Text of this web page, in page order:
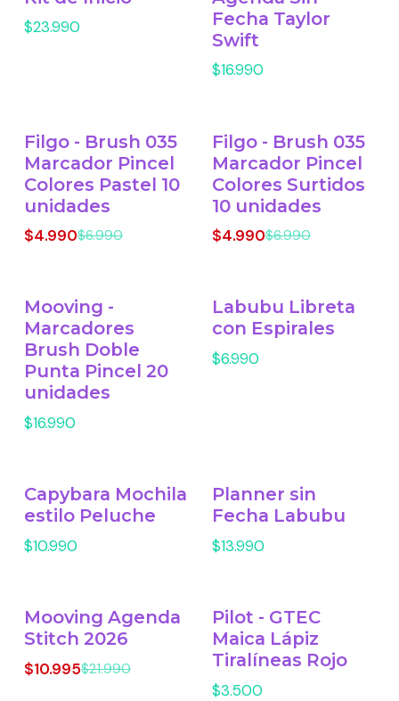
$23.990
Fecha Taylor
Swift
$16.990
-29% OFF
Filgo - Brush 035
Marcador Pincel
Colores Pastel 10
unidades
$4.990$6.990
-29% OFF
Filgo - Brush 035
Marcador Pincel
Colores Surtidos
10 unidades
$4.990$6.990
Mooving -
Marcadores
Brush Doble
Punta Pincel 20
unidades
$16.990
Labubu Libreta
con Espirales
$6.990
Capybara Mochila
estilo Peluche
$10.990
Planner sin
Fecha Labubu
$13.990
-50% OFF
Mooving Agenda
Stitch 2026
$10.995$21.990
Pilot - GTEC
Maica Lápiz
Tiralíneas Rojo
$3.500